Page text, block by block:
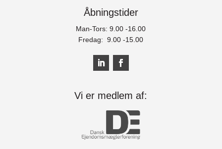
Åbningstider
Man-Tors: 9.00 -16.00
Fredag: 9.00 -15.00
Vi er medlem af: